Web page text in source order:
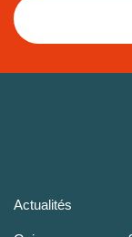
Actualités